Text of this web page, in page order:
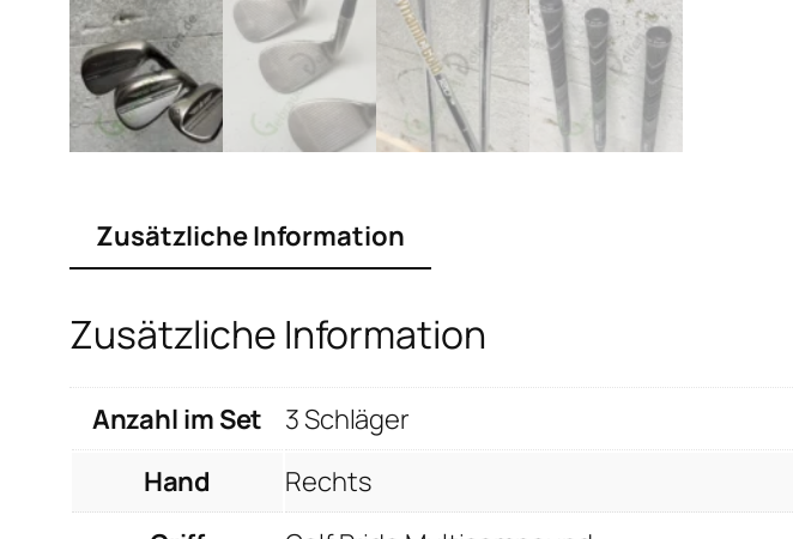
Zusätzliche Information
Zusätzliche Information
Anzahl im Set
3 Schläger
Hand
Rechts